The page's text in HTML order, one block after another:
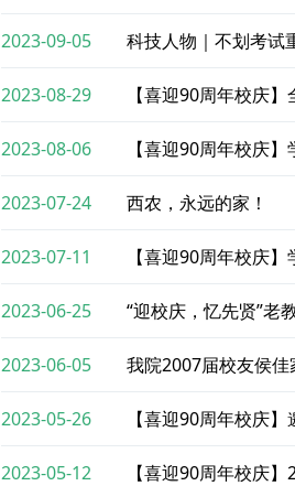
2023-09-05 科技人物｜不划考试
2023-08-29 【喜迎90周年校庆
2023-08-06 【喜迎90周年校庆
2023-07-24 西农，永远的家！
2023-07-11 【喜迎90周年校庆
2023-06-25 “迎校庆，忆先贤”老
2023-06-05 我院2007届校友侯佳
2023-05-26 【喜迎90周年校庆
2023-05-12 【喜迎90周年校庆